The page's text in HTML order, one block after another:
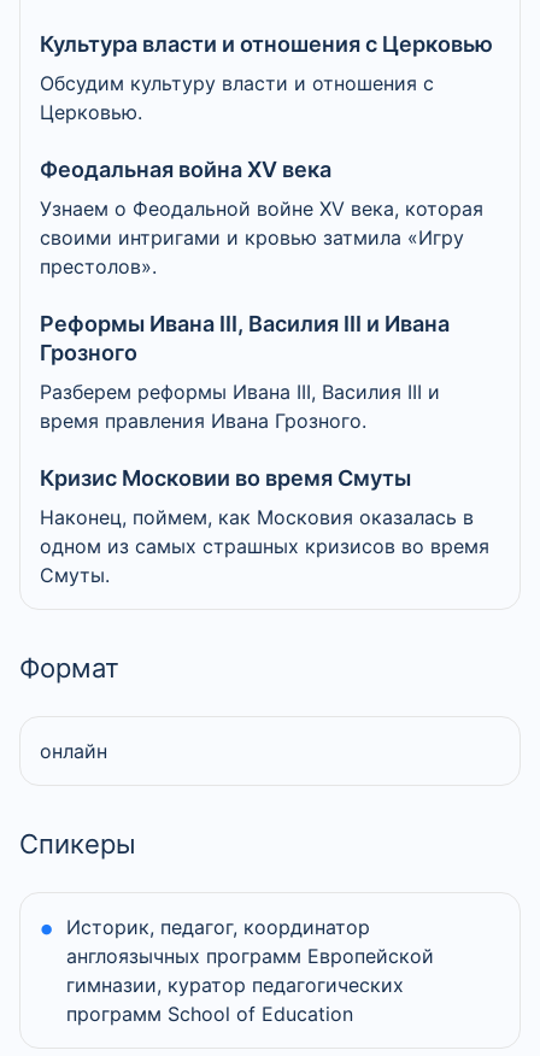
Культура власти и отношения с Церковью
Обсудим культуру власти и отношения с
Церковью.
Феодальная война XV века
Узнаем о Феодальной войне XV века, которая
своими интригами и кровью затмила «Игру
престолов».
Реформы Ивана III, Василия III и Ивана
Грозного
Разберем реформы Ивана III, Василия III и
время правления Ивана Грозного.
Кризис Московии во время Смуты
Наконец, поймем, как Московия оказалась в
одном из самых страшных кризисов во время
Смуты.
Формат
онлайн
Спикеры
Историк, педагог, координатор
англоязычных программ Европейской
гимназии, куратор педагогических
программ School of Education